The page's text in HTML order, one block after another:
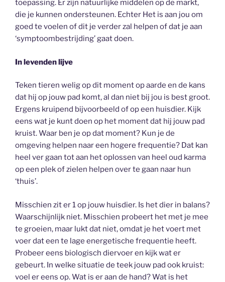
toepassing. Er zijn natuurlijke middelen op de markt,
die je kunnen ondersteunen. Echter Het is aan jou om
goed te voelen of dit je verder zal helpen of dat je aan
‘symptoombestrijding’ gaat doen.
In levenden lijve
Teken tieren welig op dit moment op aarde en de kans
dat hij op jouw pad komt, al dan niet bij jou is best groot.
Ergens kruipend bijvoorbeeld of op een huisdier. Kijk
eens wat je kunt doen op het moment dat hij jouw pad
kruist. Waar ben je op dat moment? Kun je de
omgeving helpen naar een hogere frequentie? Dat kan
heel ver gaan tot aan het oplossen van heel oud karma
op een plek of zielen helpen over te gaan naar hun
‘thuis’.
Misschien zit er 1 op jouw huisdier. Is het dier in balans?
Waarschijnlijk niet. Misschien probeert het met je mee
te groeien, maar lukt dat niet, omdat je het voert met
voer dat een te lage energetische frequentie heeft.
Probeer eens biologisch diervoer en kijk wat er
gebeurt. In welke situatie de teek jouw pad ook kruist:
voel er eens op. Wat is er aan de hand? Wat is het